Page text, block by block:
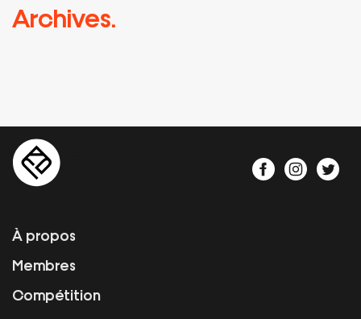
Archives.
À propos
Membres
Compétition